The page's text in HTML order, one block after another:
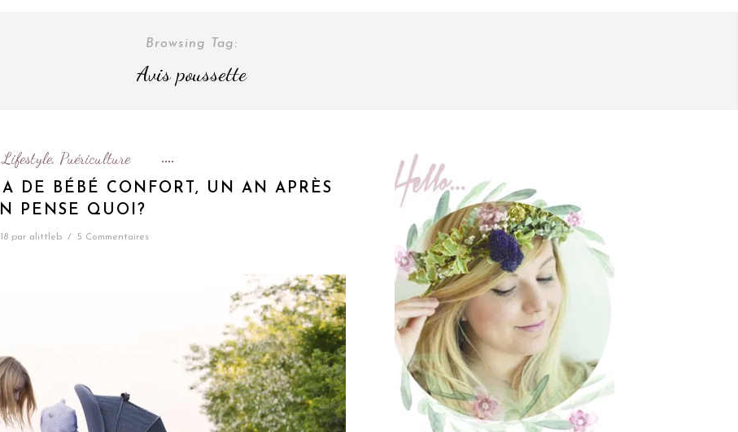
Browsing Tag:
Avis poussette
Lifestyle, Puériculture
DE BÉBÉ CONFORT, UN AN APRÈS
PENSE QUOI?
par alittleb / 5 Commentaires